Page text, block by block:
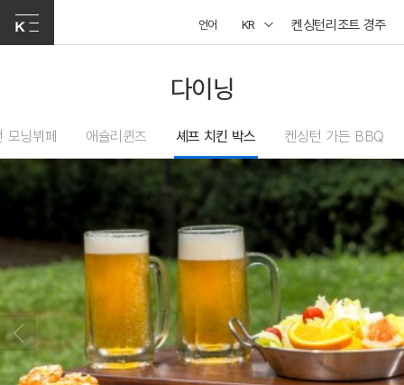
언어 KR 켄싱턴리조트 경주
다이닝
모닝뷔페 애슐리퀸즈 셰프 치킨 박스 켄싱턴 가든 BBQ